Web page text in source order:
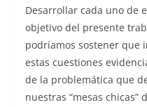
Desarrollar cada uno de
objetivo del presente
podríamos sostener que
estas cuestiones
de la problemática que
nuestras “mesas chicas”